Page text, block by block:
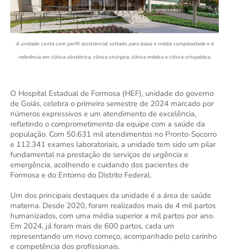
A unidade conta com perfil assistencial voltado para baixa e média complexidade e é
referência em clínica obstétrica, clínica cirúrgica, clínica médica e clínica ortopédica.
O Hospital Estadual de Formosa (HEF), unidade do governo
de Goiás, celebra o primeiro semestre de 2024 marcado por
números expressivos e um atendimento de excelência,
refletindo o comprometimento da equipe com a saúde da
população. Com 50.631 mil atendimentos no Pronto-Socorro
e 112.341 exames laboratoriais, a unidade tem sido um pilar
fundamental na prestação de serviços de urgência e
emergência, acolhendo e cuidando dos pacientes de
Formosa e do Entorno do Distrito Federal.
Um dos principais destaques da unidade é a área de saúde
materna. Desde 2020, foram realizados mais de 4 mil partos
humanizados, com uma média superior a mil partos por ano.
Em 2024, já foram mais de 600 partos, cada um
representando um novo começo, acompanhado pelo carinho
e competência dos profissionais.